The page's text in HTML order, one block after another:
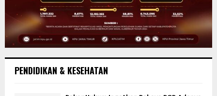
PENDIDIKAN & KESEHATAN